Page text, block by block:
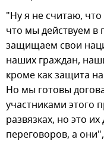
"Ну я не считаю,
что мы действуем
защищаем свои
наших граждан,
кроме как защита
Но мы готовы
участниками этого
развязках, но это
переговоров, а